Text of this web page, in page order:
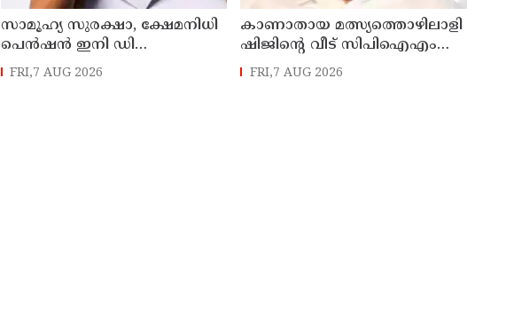
സാമൂഹ്യ സുരക്ഷാ, ക്ഷേമനിധി
പെൻഷൻ ഇനി ഡി
ബിടിയിലൂടെ നൽകും
FRI,7 AUG 2026
കാണാതായ മത്സ്യത്തൊഴിലാളി
ഷിജിന്റെ വീട് സിപിഐഎം
സംസ്ഥാന സെക്രട്ടറി എം.വി.
ഗോവിന്ദൻ സന്ദർശിച്ചു
FRI,7 AUG 2026